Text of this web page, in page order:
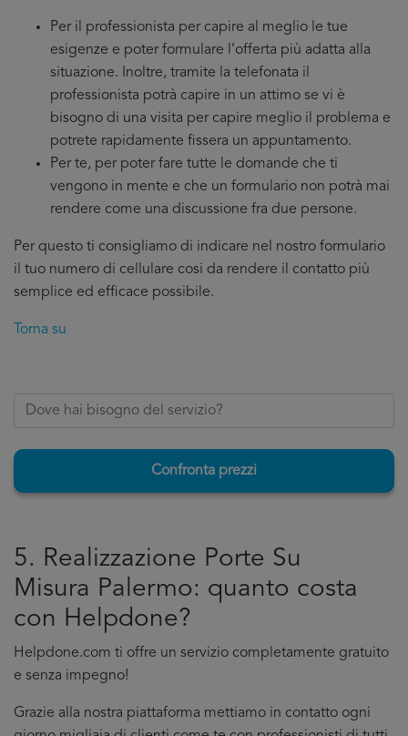
Per il professionista per capire al meglio le tue
esigenze e poter formulare l’offerta più adatta alla
situazione. Inoltre, tramite la telefonata il
professionista potrà capire in un attimo se vi è
bisogno di una visita per capire meglio il problema e
potrete rapidamente fissera un appuntamento.
Per te, per poter fare tutte le domande che ti
vengono in mente e che un formulario non potrà mai
rendere come una discussione fra due persone.
Per questo ti consigliamo di indicare nel nostro formulario
il tuo numero di cellulare cosi da rendere il contatto più
semplice ed efficace possibile.
Torna su
Confronta prezzi
5. Realizzazione Porte Su
Misura Palermo: quanto costa
con Helpdone?
Helpdone.com ti offre un servizio completamente gratuito
e senza impegno!
Grazie alla nostra piattaforma mettiamo in contatto ogni